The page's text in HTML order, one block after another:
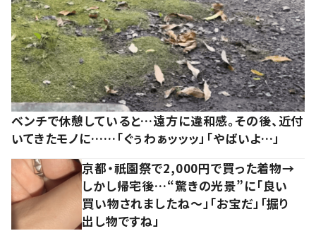
ベンチで休憩していると…遠方に違和感。その後、近付
いてきたモノに……「ぐぅわぁッッッ」「やばいよ…」
京都・祇園祭で2,000円で買った着物→
しかし帰宅後…“驚きの光景”に「良い
買い物されましたね～」「お宝だ」「掘り
出し物ですね」